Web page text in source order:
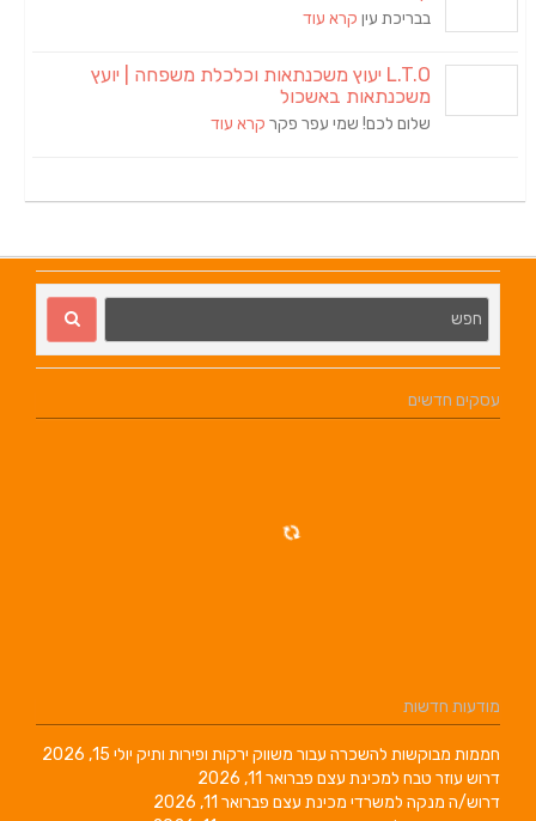
L.T.O יעוץ משכנתאות וכלכלת משפחה | יועץ
באשכול
שמי עפר פקרקרא עוד
עבור משווק ירקות ופירות ותיקיולי 15, 2026
עצם פברואר 11, 2026
מכינת עצםפברואר 11, 2026